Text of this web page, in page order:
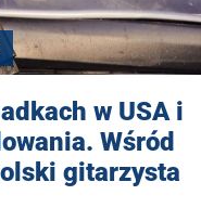
w USA i
Wśród
gitarzysta